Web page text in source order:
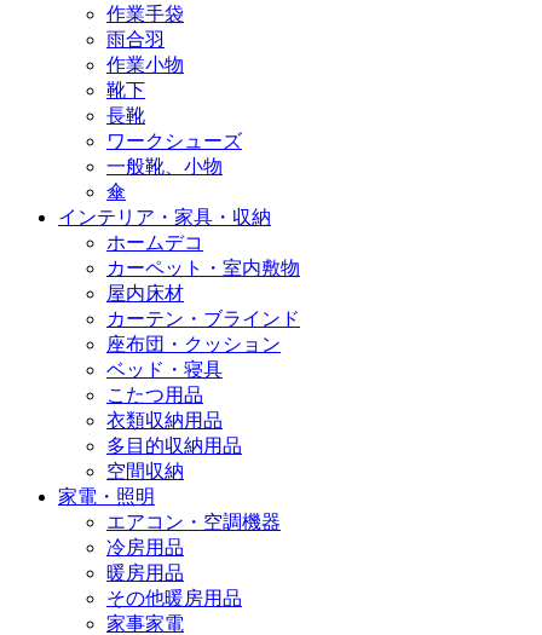
作業手袋
雨合羽
作業小物
靴下
長靴
ワークシューズ
一般靴、小物
傘
インテリア・家具・収納
ホームデコ
カーペット・室内敷物
屋内床材
カーテン・ブラインド
座布団・クッション
ベッド・寝具
こたつ用品
衣類収納用品
多目的収納用品
空間収納
家電・照明
エアコン・空調機器
冷房用品
暖房用品
その他暖房用品
家事家電